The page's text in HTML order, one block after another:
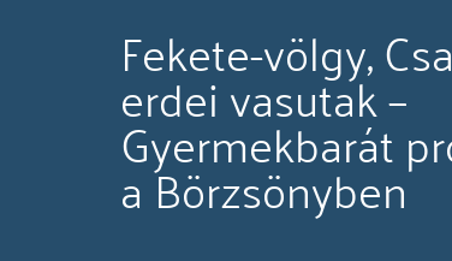
Fekete-völgy,
erdei vasutak –
Gyermekbarát
a Börzsönyben